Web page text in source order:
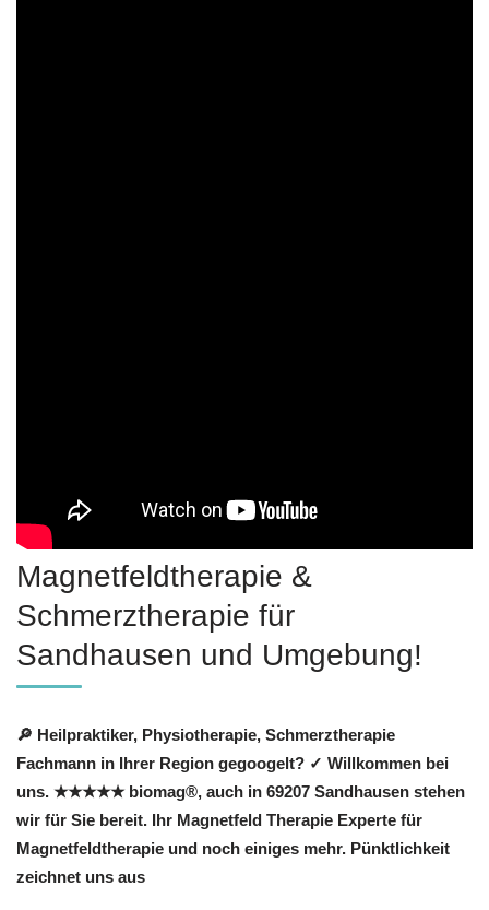
Magnetfeldtherapie &
Schmerztherapie für
Sandhausen und Umgebung!
🔎 Heilpraktiker, Physiotherapie, Schmerztherapie
Fachmann in Ihrer Region gegoogelt? ✓ Willkommen bei
uns. ★★★★★ biomag®, auch in 69207 Sandhausen stehen
wir für Sie bereit. Ihr Magnetfeld Therapie Experte für
Magnetfeldtherapie und noch einiges mehr. Pünktlichkeit
zeichnet uns aus